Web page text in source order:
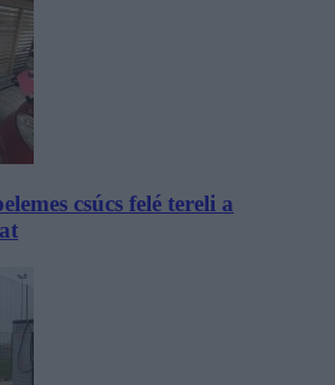
csúcs felé tereli a